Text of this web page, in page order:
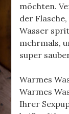
möchten.
der
Wasser
mehrmals,
super
Warmes
Warmes
Ihrer